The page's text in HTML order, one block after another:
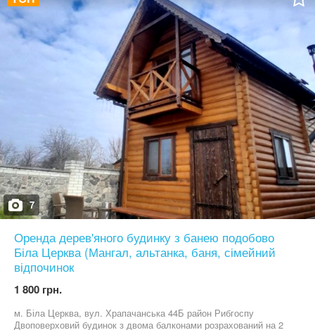
7
Оренда дерев'яного будинку з банею подобово
Біла Церква (Мангал, альтанка, баня, сімейний
відпочинок
1 800 грн.
м. Біла Церква, вул. Храпачанська 44Б район Рибгоспу
Двоповерховий будинок з двома балконами розрахований на 2